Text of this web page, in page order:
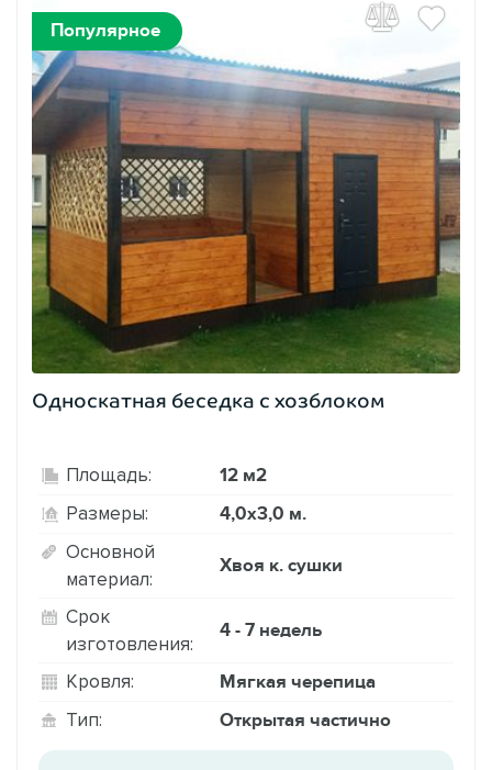
Популярное
Односкатная беседка с хозблоком
Площадь: 12 м2
Размеры: 4,0х3,0 м.
Основной
материал:
Хвоя к. сушки
Срок
изготовления:
4 - 7 недель
Кровля: Мягкая черепица
Тип: Открытая частично